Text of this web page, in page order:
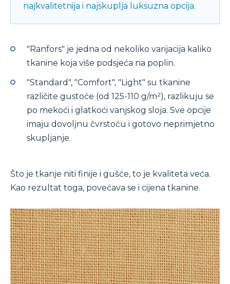
najkvalitetnija i najskuplja luksuzna opcija.
"Ranfors" je jedna od nekoliko varijacija kaliko
tkanine koja više podsjeća na poplin.
"Standard", "Comfort", "Light" su tkanine
različite gustoće (od 125-110 g/m²), razlikuju se
po mekoći i glatkoći vanjskog sloja. Sve opcije
imaju dovoljnu čvrstoću i gotovo neprimjetno
skupljanje.
Što je tkanje niti finije i gušće, to je kvaliteta veća.
Kao rezultat toga, povećava se i cijena tkanine.